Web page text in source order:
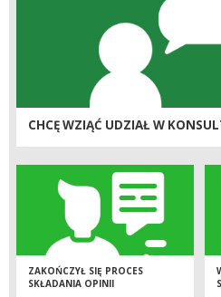
CHCĘ WZIĄĆ UDZIAŁ W
ZAKOŃCZYŁ SIĘ PROCES
SKŁADANIA OPINII